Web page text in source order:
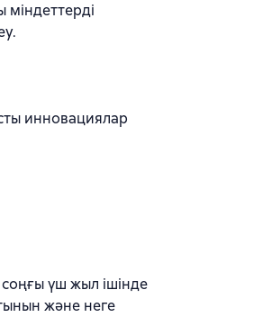
инновациялар
үш жыл ішінде
және неге